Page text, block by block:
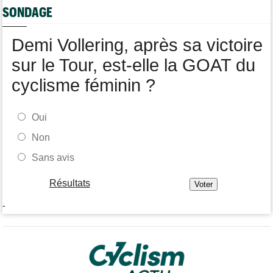
Transfert
SONDAGE
Demi Vollering, après sa victoire
sur le Tour, est-elle la GOAT du
cyclisme féminin ?
Oui
Non
Sans avis
Résultats
-